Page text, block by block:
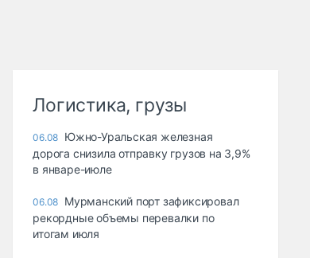
Логистика, грузы
06.08 Южно-Уральская железная
дорога снизила отправку грузов на 3,9%
в январе-июле
06.08 Мурманский порт зафиксировал
рекордные объемы перевалки по
итогам июля